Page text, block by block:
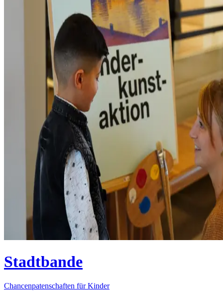
Stadtbande
Chancenpatenschaften für Kinder